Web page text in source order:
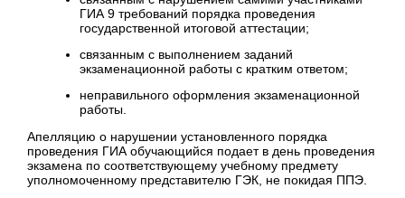
ГИА 9 требований порядка проведения
государственной итоговой аттестации;
связанным с выполнением заданий
экзаменационной работы с кратким ответом;
неправильного оформления экзаменационной
работы.
Апелляцию о нарушении установленного порядка
проведения ГИА обучающийся подает в день проведения
экзамена по соответствующему учебному предмету
уполномоченному представителю ГЭК, не покидая ППЭ.